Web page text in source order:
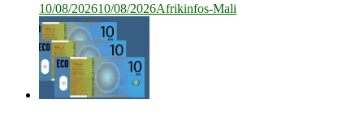
10/08/202610/08/2026Afrikinfos-Mali